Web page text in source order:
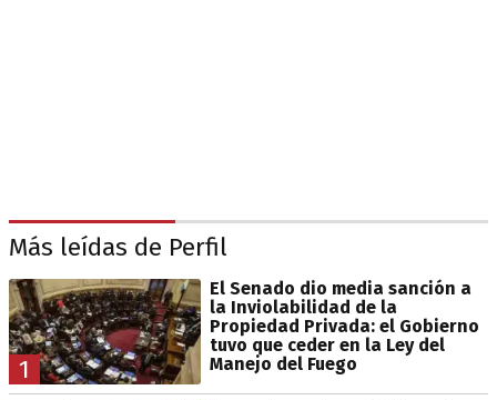
Más leídas de Perfil
1
El Senado dio media sanción a
la Inviolabilidad de la
Propiedad Privada: el Gobierno
tuvo que ceder en la Ley del
Manejo del Fuego